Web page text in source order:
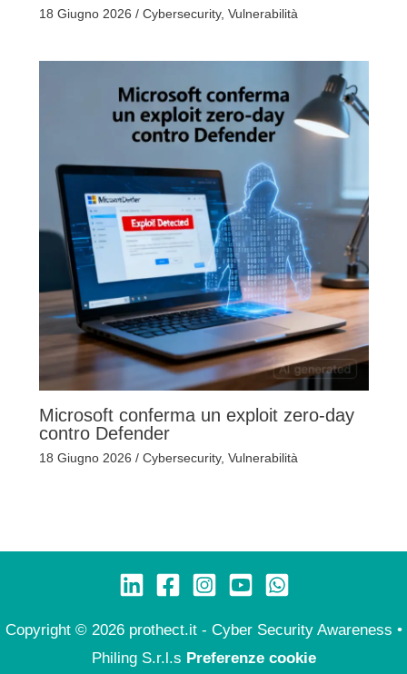
18 Giugno 2026 / Cybersecurity, Vulnerabilità
Microsoft conferma un exploit zero-day
contro Defender
18 Giugno 2026 / Cybersecurity, Vulnerabilità
Copyright © 2026 prothect.it - Cyber Security Awareness •
Philing S.r.l.s Preferenze cookie